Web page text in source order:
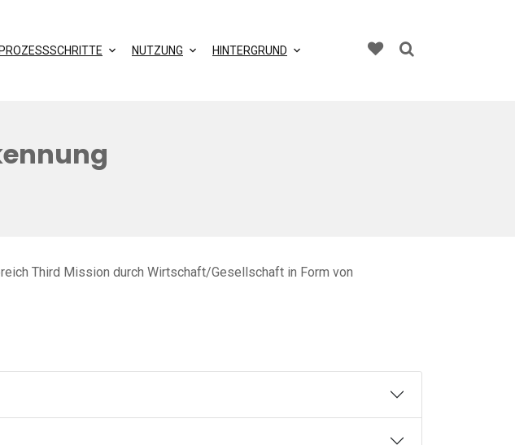
NUTZUNG HINTERGRUND
Third Mission durch Wirtschaft/Gesellschaft in Form von